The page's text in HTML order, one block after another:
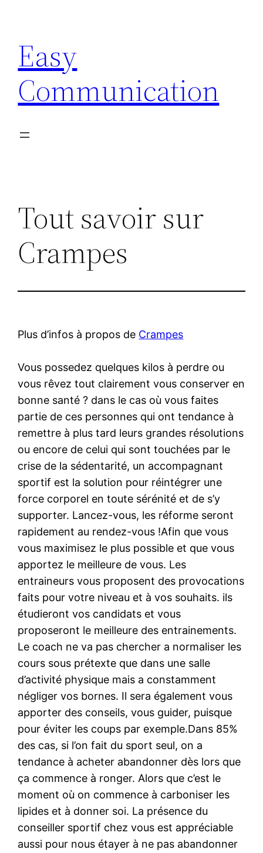
contenu
Easy
Communication
Tout savoir sur
Crampes
Plus d’infos à propos de Crampes
Vous possedez quelques kilos à perdre ou
vous rêvez tout clairement vous conserver en
bonne santé ? dans le cas où vous faites
partie de ces personnes qui ont tendance à
remettre à plus tard leurs grandes résolutions
ou encore de celui qui sont touchées par le
crise de la sédentarité, un accompagnant
sportif est la solution pour réintégrer une
force corporel en toute sérénité et de s’y
supporter. Lancez-vous, les réforme seront
rapidement au rendez-vous !Afin que vous
vous maximisez le plus possible et que vous
apportez le meilleure de vous. Les
entraineurs vous proposent des provocations
faits pour votre niveau et à vos souhaits. ils
étudieront vos candidats et vous
proposeront le meilleure des entrainements.
Le coach ne va pas chercher a normaliser les
cours sous prétexte que dans une salle
d’activité physique mais a constamment
négliger vos bornes. Il sera également vous
apporter des conseils, vous guider, puisque
pour éviter les coups par exemple.Dans 85%
des cas, si l’on fait du sport seul, on a
tendance à acheter abandonner dès lors que
ça commence à ronger. Alors que c’est le
moment où on commence à carboniser les
lipides et à donner soi. La présence du
conseiller sportif chez vous est appréciable
aussi pour nous étayer à ne pas abandonner